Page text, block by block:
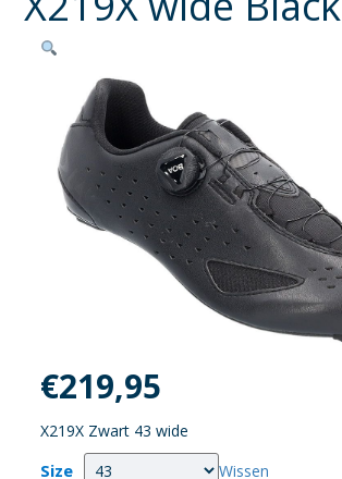
€219,95
X219X Zwart 43 wide
Size Wissen